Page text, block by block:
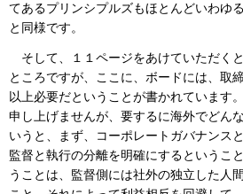
てあるプリンシプルズもほとんどいわゆ
と同様です。
そして、１１ページをあけていただく
ところですが、ここに、ボードには、取
以上必要だということが書かれています
申し上げませんが、要するに海外でどん
いうと、まず、コーポレートガバナンス
監督と執行の分離を明確にするというこ
うことは、監督側には社外の独立した人